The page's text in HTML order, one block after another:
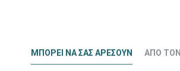
ΜΠΟΡΕΊ ΝΑ ΣΑΣ ΑΡΈΣΟΥΝ ΑΠΌ ΤΟΝ